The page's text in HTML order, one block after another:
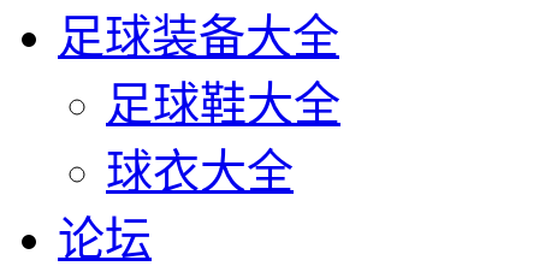
足球装备大全
足球鞋大全
球衣大全
论坛